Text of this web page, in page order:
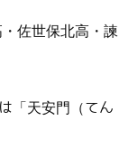
佐世保北高・諫
「天安門（てん